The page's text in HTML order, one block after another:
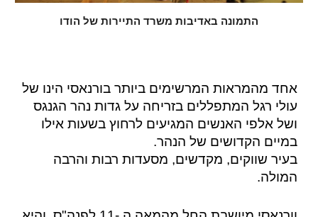
התמונה באדיבות משרד התיירות של הודו
אחד מהמראות המרשימים ביותר בורנאסי הינו של
עולי רגל המתפללים בזריחה על גדות נהר הגנגס
ושל אלפי האנשים המגיעים לרחוץ בשעות אילו
במיים הקדושים של הנהר.
בעיר שווקים, מקדשים, מסעדות רבות והרבה
המולה.